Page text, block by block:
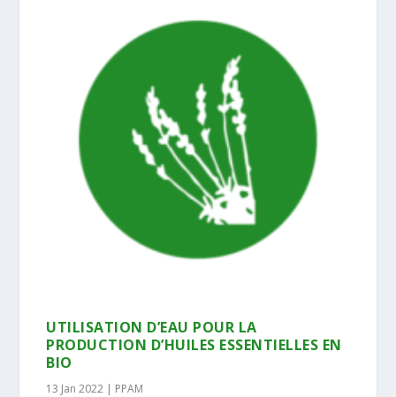
UTILISATION D’EAU POUR LA
PRODUCTION D’HUILES ESSENTIELLES EN
BIO
13 Jan 2022 | PPAM